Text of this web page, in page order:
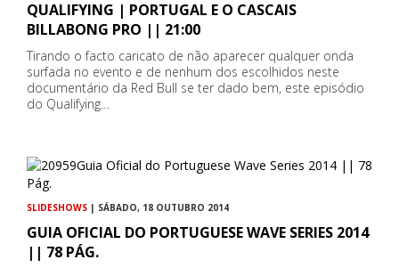
QUALIFYING | PORTUGAL E O CASCAIS
BILLABONG PRO || 21:00
Tirando o facto caricato de não aparecer qualquer onda
surfada no evento e de nenhum dos escolhidos neste
documentário da Red Bull se ter dado bem, este episódio
do Qualifying…
SLIDESHOWS | SÁBADO, 18 OUTUBRO 2014
GUIA OFICIAL DO PORTUGUESE WAVE SERIES 2014
|| 78 PÁG.